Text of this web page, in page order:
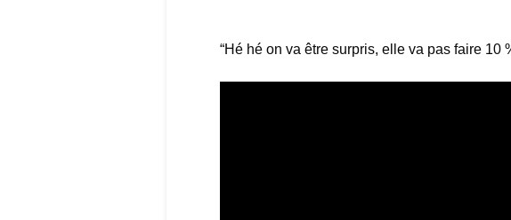
“Hé hé on va être surpris, elle va pas faire 10